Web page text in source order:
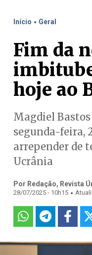
Início . Geral
Fim da
hoje ao
Magdiel
segunda-feira,
arrepender de
Ucrânia
Por Redação, Revista
28/07/2025 - 10h15 .